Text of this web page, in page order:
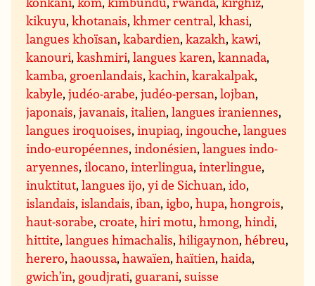
kikuyu,khotanais,khmer central,khasi,
langues khoïsan,kabardien,kazakh,kawi,
kanouri,kashmiri,langues karen,kannada,
kamba, groenlandais,kachin,karakalpak,
kabyle,judéo-arabe,judéo-persan,lojban,
japonais,javanais,italien,langues iraniennes,
langues iroquoises,inupiaq,ingouche,langues
indo-européennes,indonésien,langues indo-
aryennes,ilocano,interlingua,interlingue,
inuktitut,langues ijo,yi de Sichuan,ido,
islandais,islandais,iban,igbo,hupa,hongrois,
haut-sorabe,croate,hiri motu,hmong,hindi,
hittite,langues himachalis,hiligaynon,hébreu,
herero,haoussa,hawaïen,haïtien,haida,
gwich’in, goudjrati, guarani,suisse